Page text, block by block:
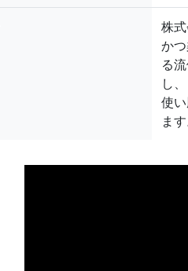
株
か
る
し
使
ま